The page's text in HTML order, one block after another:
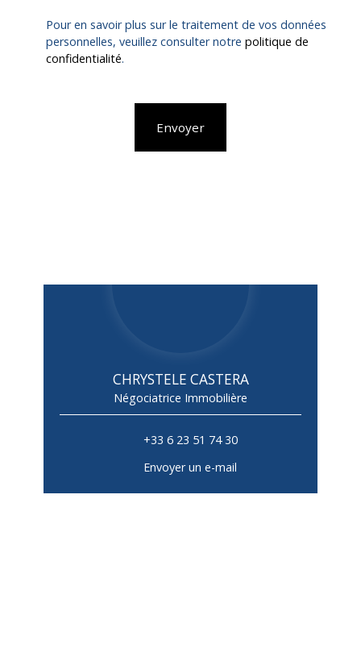
Pour en savoir plus sur le traitement de vos données
personnelles, veuillez consulter notre politique de
confidentialité.
Envoyer
CHRYSTELE CASTERA
Négociatrice Immobilière
+33 6 23 51 74 30
Envoyer un e-mail